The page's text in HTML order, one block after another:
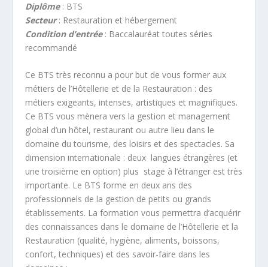
Diplôme: BTS
Secteur: Restauration et hébergement
Condition d’entrée: Baccalauréat toutes séries
recommandé
Ce BTS très reconnu a pour but de vous former aux
métiers de l’Hôtellerie et de la Restauration : des
métiers exigeants, intenses, artistiques et magnifiques.
Ce BTS vous mènera vers la gestion et management
global d’un hôtel, restaurant ou autre lieu dans le
domaine du tourisme, des loisirs et des spectacles. Sa
dimension internationale : deux langues étrangères (et
une troisième en option) plus stage à l’étranger est très
importante. Le BTS forme en deux ans des
professionnels de la gestion de petits ou grands
établissements. La formation vous permettra d’acquérir
des connaissances dans le domaine de l’Hôtellerie et la
Restauration (qualité, hygiène, aliments, boissons,
confort, techniques) et des savoir-faire dans les